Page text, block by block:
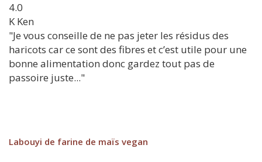
4.0
K Ken
"Je vous conseille de ne pas jeter les résidus des
haricots car ce sont des fibres et c’est utile pour une
bonne alimentation donc gardez tout pas de
passoire juste..."
Labouyi de farine de maïs vegan